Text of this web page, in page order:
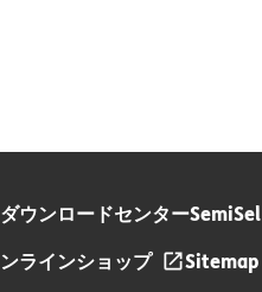
ダウンロードセンターSemiSel
ンラインショップ
Sitemap